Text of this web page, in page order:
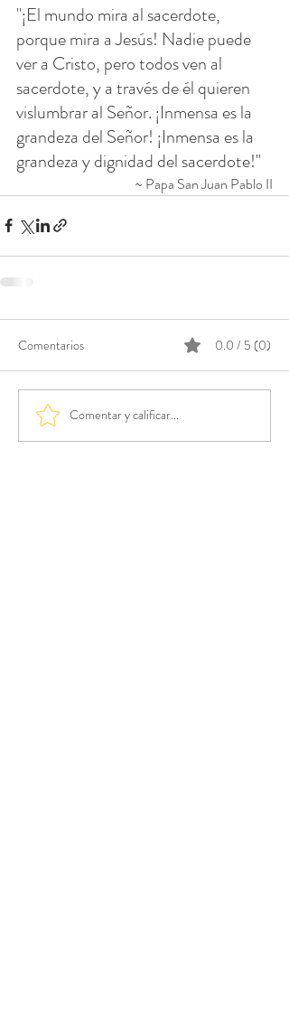
"¡El mundo mira al sacerdote,
porque mira a Jesús! Nadie puede
ver a Cristo, pero todos ven al
sacerdote, y a través de él quieren
vislumbrar al Señor. ¡Inmensa es la
grandeza del Señor! ¡Inmensa es la
grandeza y dignidad del sacerdote!"
~ Papa San Juan Pablo II
Comentarios 0.0 / 5 (0)
Comentar y calificar...